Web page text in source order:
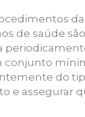
de saúde
conjunto
do
e assegurar